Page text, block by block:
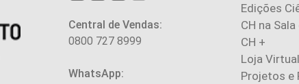
Central de Vendas:
0800 727 8999
WhatsApp:
Edições
CH na
CH +
Loja Virtual
Projetos e